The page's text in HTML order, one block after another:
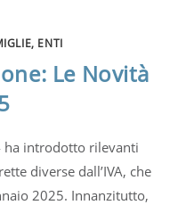
ENTI
Le Novità
ha introdotto rilevanti
diverse dall’IVA, che
2025. Innanzitutto,